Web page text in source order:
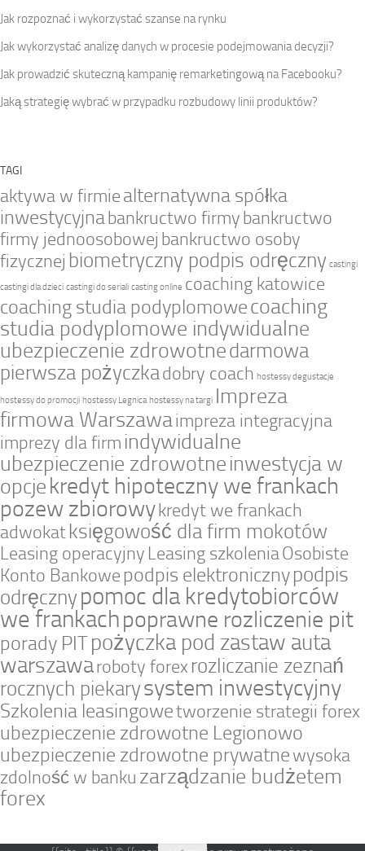
Jak rozpoznać i wykorzystać szanse na rynku
Jak wykorzystać analizę danych w procesie podejmowania decyzji?
Jak prowadzić skuteczną kampanię remarketingową na Facebooku?
Jaką strategię wybrać w przypadku rozbudowy linii produktów?
TAGI
aktywa w firmiealternatywna spółka
inwestycyjnabankructwo firmybankructwo
firmy jednoosobowej bankructwo osoby
fizycznej biometryczny podpis odręczny castingi
castingi dla dzieci castingi do seriali casting online coaching katowice
coaching studia podyplomowecoaching
studia podyplomowe indywidualne
ubezpieczenie zdrowotnedarmowa
pierwsza pożyczkadobry coach hostessy degustacje
hostessy do promocji hostessy Legnica hostessy na targi Impreza
firmowa Warszawaimpreza integracyjna
imprezy dla firm indywidualne
ubezpieczenie zdrowotneinwestycja w
opcjekredyt hipoteczny we frankach
pozew zbiorowykredyt we frankach
adwokatksięgowość dla firm mokotów
Leasing operacyjny Leasing szkoleniaOsobiste
Konto Bankowepodpis elektronicznypodpis
odręczny pomoc dla kredytobiorców
we frankachpoprawne rozliczenie pit
porady PITpożyczka pod zastaw auta
warszawaroboty forex rozliczanie zeznań
rocznych piekarysystem inwestycyjny
Szkolenia leasingowetworzenie strategii forex
ubezpieczenie zdrowotne Legionowo
ubezpieczenie zdrowotne prywatnewysoka
zdolność w banku zarządzanie budżetem
forex